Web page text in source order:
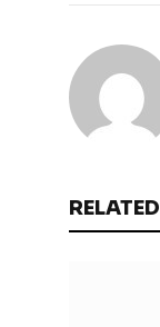
RELATED